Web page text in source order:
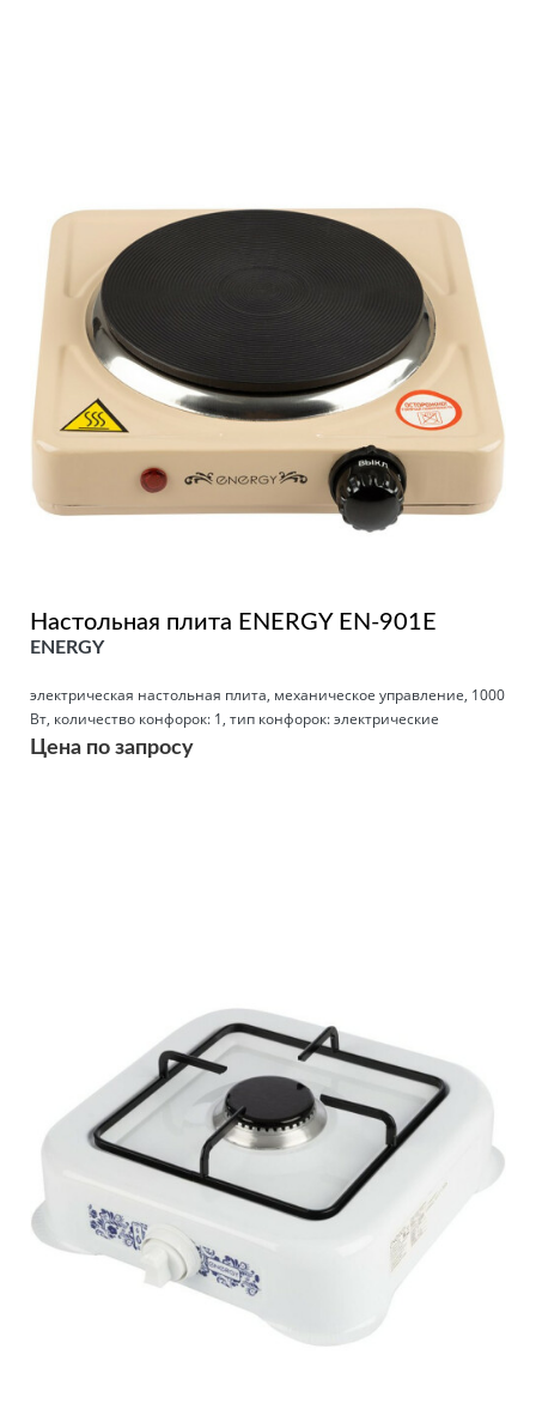
Настольная плита ENERGY EN-901E
ENERGY
электрическая настольная плита, механическое управление, 1000
Вт, количество конфорок: 1, тип конфорок: электрические
Цена по запросу